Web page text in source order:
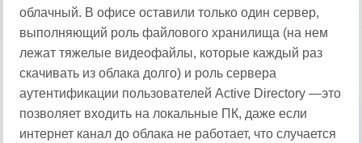
облачный. В офисе оставили только один сервер,
выполняющий роль файлового хранилища (на нем
лежат тяжелые видеофайлы, которые каждый раз
скачивать из облака долго) и роль сервера
аутентификации пользователей Active Directory —это
позволяет входить на локальные ПК, даже если
интернет канал до облака не работает, что случается